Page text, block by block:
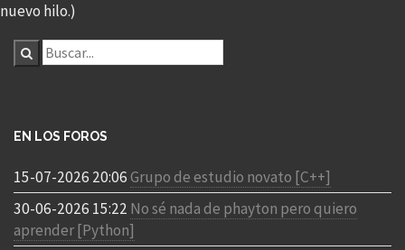
nuevo hilo.)
EN LOS FOROS
15-07-2026 20:06Grupo de estudio novato [C++]
30-06-2026 15:22 No sé nada de phayton pero quiero
aprender [Python]